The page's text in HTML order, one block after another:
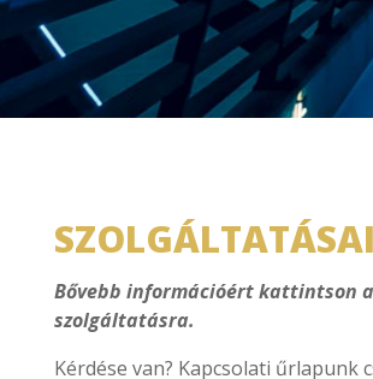
Bővebb információért kattintson a
szolgáltatásra.
Kérdése van? Kapcsolati űrlapunk